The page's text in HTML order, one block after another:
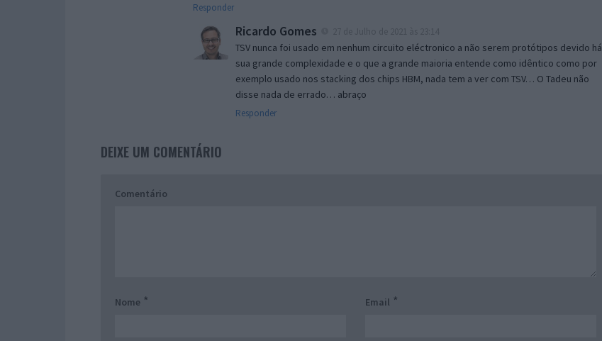
Responder
Ricardo Gomes
TSV nunca foi usado em nenhum circuito eléctronico a não serem protótipos devido há
sua grande complexidade e o que a grande maioria entende como idêntico como por
exemplo usado nos stacking dos chips HBM, nada tem a ver com TSV… O Tadeu não
disse nada de errado… abraço
Responder
DEIXE UM COMENTÁRIO
Comentário
Nome * Email *